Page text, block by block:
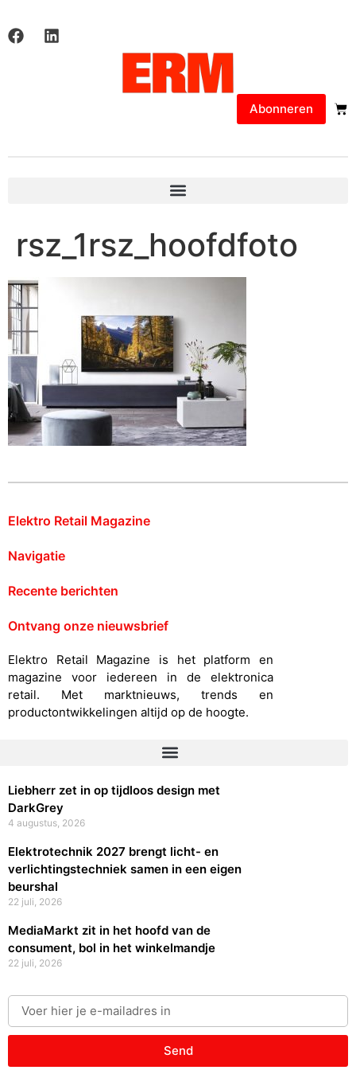
Abonneren
rsz_1rsz_hoofdfoto
Elektro Retail Magazine
Navigatie
Recente berichten
Ontvang onze nieuwsbrief
Elektro Retail Magazine is het platform en
magazine voor iedereen in de elektronica
retail. Met marktnieuws, trends en
productontwikkelingen altijd op de hoogte.
Liebherr zet in op tijdloos design met
DarkGrey
4 augustus, 2026
Elektrotechnik 2027 brengt licht- en
verlichtingstechniek samen in een eigen
beurshal
22 juli, 2026
MediaMarkt zit in het hoofd van de
consument, bol in het winkelmandje
22 juli, 2026
Send